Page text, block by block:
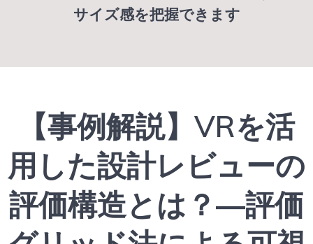
サイズ感を把握できます
【事例解説】VRを活
用した設計レビューの
評価構造とは？―評価